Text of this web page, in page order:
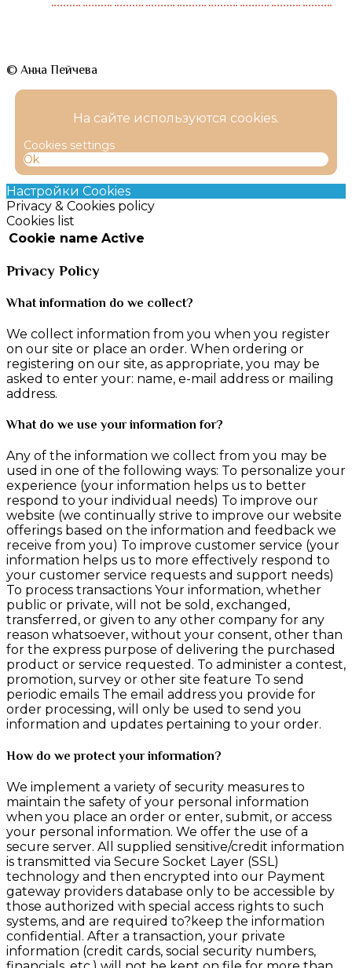
© Анна Пейчева
На сайте используются cookies.
Cookies settings
Ok
Настройки Cookies
Privacy & Cookies policy
Cookies list
Cookie name Active
Privacy Policy
What information do we collect?
We collect information from you when you register
on our site or place an order. When ordering or
registering on our site, as appropriate, you may be
asked to enter your: name, e-mail address or mailing
address.
What do we use your information for?
Any of the information we collect from you may be
used in one of the following ways: To personalize your
experience (your information helps us to better
respond to your individual needs) To improve our
website (we continually strive to improve our website
offerings based on the information and feedback we
receive from you) To improve customer service (your
information helps us to more effectively respond to
your customer service requests and support needs)
To process transactions Your information, whether
public or private, will not be sold, exchanged,
transferred, or given to any other company for any
reason whatsoever, without your consent, other than
for the express purpose of delivering the purchased
product or service requested. To administer a contest,
promotion, survey or other site feature To send
periodic emails The email address you provide for
order processing, will only be used to send you
information and updates pertaining to your order.
How do we protect your information?
We implement a variety of security measures to
maintain the safety of your personal information
when you place an order or enter, submit, or access
your personal information. We offer the use of a
secure server. All supplied sensitive/credit information
is transmitted via Secure Socket Layer (SSL)
technology and then encrypted into our Payment
gateway providers database only to be accessible by
those authorized with special access rights to such
systems, and are required to?keep the information
confidential. After a transaction, your private
information (credit cards, social security numbers,